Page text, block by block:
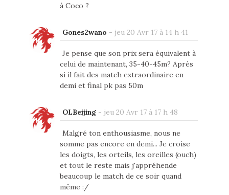
à Coco ?
Gones2wano - jeu 20 Avr 17 à 14 h 41
Je pense que son prix sera équivalent à
celui de maintenant, 35-40-45m? Après
si il fait des match extraordinaire en
demi et final pk pas 50m
OLBeijing- jeu 20 Avr 17 à 17 h 48
Malgré ton enthousiasme, nous ne
somme pas encore en demi... Je croise
les doigts, les orteils, les oreilles (ouch)
et tout le reste mais j'appréhende
beaucoup le match de ce soir quand
même :/